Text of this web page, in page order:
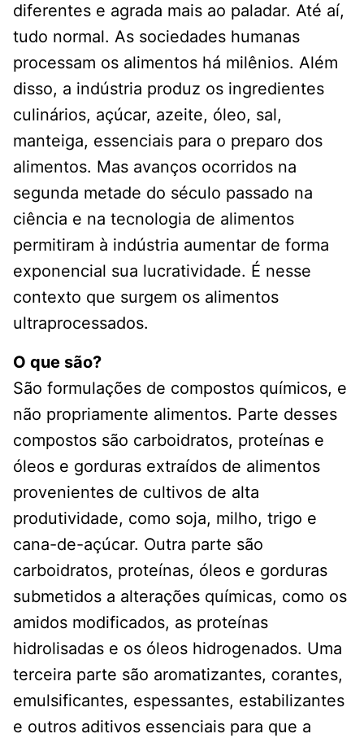
diferentes e agrada mais ao paladar. Até aí,
tudo normal. As sociedades humanas
processam os alimentos há milênios. Além
disso, a indústria produz os ingredientes
culinários, açúcar, azeite, óleo, sal,
manteiga, essenciais para o preparo dos
alimentos. Mas avanços ocorridos na
segunda metade do século passado na
ciência e na tecnologia de alimentos
permitiram à indústria aumentar de forma
exponencial sua lucratividade. É nesse
contexto que surgem os alimentos
ultraprocessados.
O que são?
São formulações de compostos químicos, e
não propriamente alimentos. Parte desses
compostos são carboidratos, proteínas e
óleos e gorduras extraídos de alimentos
provenientes de cultivos de alta
produtividade, como soja, milho, trigo e
cana-de-açúcar. Outra parte são
carboidratos, proteínas, óleos e gorduras
submetidos a alterações químicas, como os
amidos modificados, as proteínas
hidrolisadas e os óleos hidrogenados. Uma
terceira parte são aromatizantes, corantes,
emulsificantes, espessantes, estabilizantes
e outros aditivos essenciais para que a